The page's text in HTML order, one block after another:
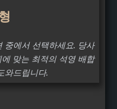
중에서 선택하세요. 당사
맞는 최적의 석영 배합
와드립니다.